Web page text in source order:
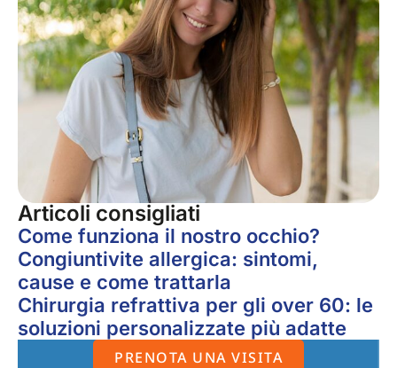
Articoli consigliati
Come funziona il nostro occhio?
Congiuntivite allergica: sintomi,
cause e come trattarla
Chirurgia refrattiva per gli over 60: le
soluzioni personalizzate più adatte
PRENOTA UNA VISITA